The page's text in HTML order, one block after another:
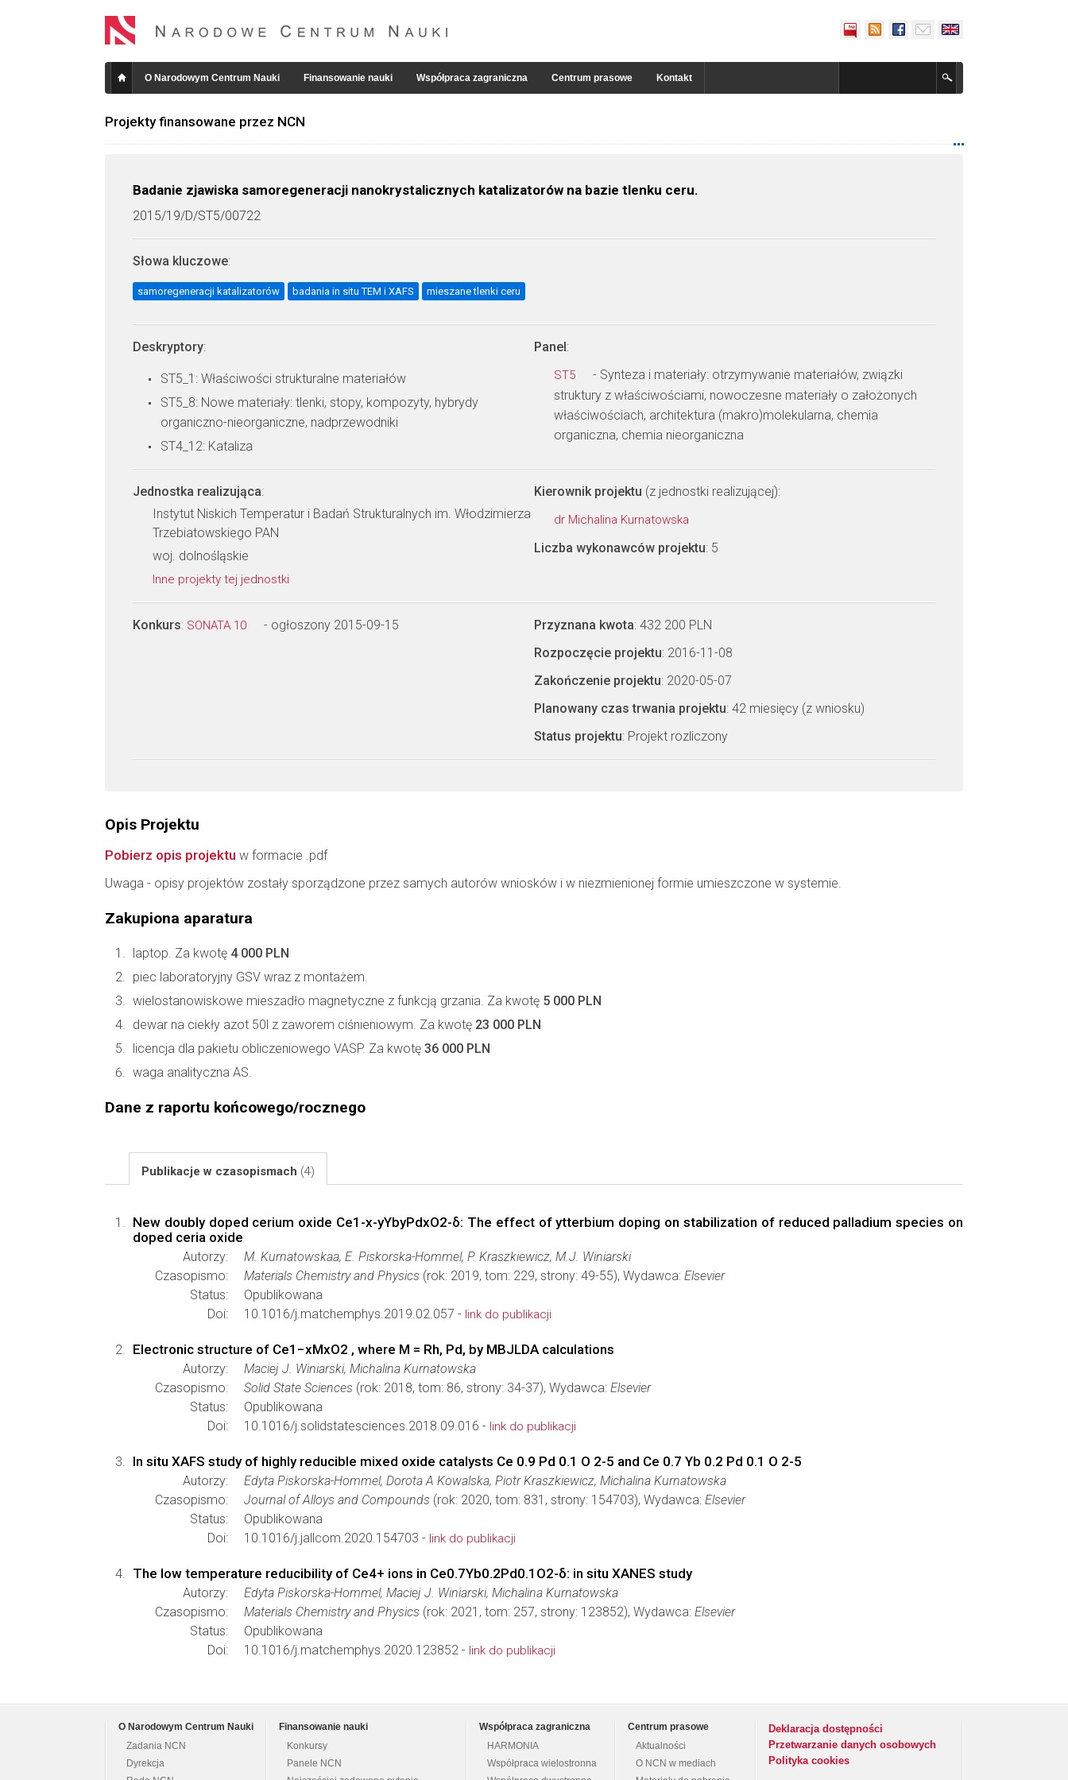
O Narodowym Centrum Nauki Finansowanie nauki Współpraca zagraniczna Centrum prasowe Kontakt
Projekty finansowane przez NCN
Badanie zjawiska samoregeneracji nanokrystalicznych katalizatorów na bazie tlenku ceru.
2015/19/D/ST5/00722
Słowa kluczowe:
samoregeneracji katalizatorów badania in situ TEM i XAFS mieszane tlenki ceru
Deskryptory:
ST5_1: Właściwości strukturalne materiałów
ST5_8: Nowe materiały: tlenki, stopy, kompozyty, hybrydy
organiczno-nieorganiczne, nadprzewodniki
ST4_12: Kataliza
Panel:
ST5
- Synteza i materiały: otrzymywanie materiałów, związki
struktury z właściwościami, nowoczesne materiały o założonych
właściwościach, architektura (makro)molekularna, chemia
organiczna, chemia nieorganiczna
Jednostka realizująca:
Instytut Niskich Temperatur i Badań Strukturalnych im. Włodzimierza
Trzebiatowskiego PAN
woj. dolnośląskie
Inne projekty tej jednostki
Kierownik projektu (z jednostki realizującej):
dr Michalina Kurnatowska
Liczba wykonawców projektu: 5
Konkurs: SONATA 10 - ogłoszony 2015-09-15 Przyznana kwota: 432 200 PLN
Rozpoczęcie projektu: 2016-11-08
Zakończenie projektu: 2020-05-07
Planowany czas trwania projektu: 42 miesięcy (z wniosku)
Status projektu: Projekt rozliczony
Opis Projektu
Pobierz opis projektu w formacie .pdf
Uwaga - opisy projektów zostały sporządzone przez samych autorów wniosków i w niezmienionej formie umieszczone w systemie.
Zakupiona aparatura
laptop. Za kwotę 4 000 PLN
piec laboratoryjny GSV wraz z montażem.
wielostanowiskowe mieszadło magnetyczne z funkcją grzania. Za kwotę 5 000 PLN
dewar na ciekły azot 50l z zaworem ciśnieniowym. Za kwotę 23 000 PLN
licencja dla pakietu obliczeniowego VASP. Za kwotę 36 000 PLN
waga analityczna AS.
Dane z raportu końcowego/rocznego
Publikacje w czasopismach (4)
New doubly doped cerium oxide Ce1-x-yYbyPdxO2-δ: The effect of ytterbium doping on stabilization of reduced palladium species on
doped ceria oxide
Autorzy:
M. Kurnatowskaa, E. Piskorska-Hommel, P. Kraszkiewicz, M.J. Winiarski
Czasopismo:
Materials Chemistry and Physics (rok: 2019, tom: 229, strony: 49-55), Wydawca: Elsevier
Status:
Opublikowana
Doi:
10.1016/j.matchemphys.2019.02.057 - link do publikacji
Electronic structure of Ce1−xMxO2 , where M = Rh, Pd, by MBJLDA calculations
Autorzy:
Maciej J. Winiarski, Michalina Kurnatowska
Czasopismo:
Solid State Sciences (rok: 2018, tom: 86, strony: 34-37), Wydawca: Elsevier
Status:
Opublikowana
Doi:
10.1016/j.solidstatesciences.2018.09.016 - link do publikacji
In situ XAFS study of highly reducible mixed oxide catalysts Ce 0.9 Pd 0.1 O 2-5 and Ce 0.7 Yb 0.2 Pd 0.1 O 2-5
Autorzy:
Edyta Piskorska-Hommel, Dorota A Kowalska, Piotr Kraszkiewicz, Michalina Kurnatowska
Czasopismo:
Journal of Alloys and Compounds (rok: 2020, tom: 831, strony: 154703), Wydawca: Elsevier
Status:
Opublikowana
Doi:
10.1016/j.jallcom.2020.154703 - link do publikacji
The low temperature reducibility of Ce4+ ions in Ce0.7Yb0.2Pd0.1O2-δ: in situ XANES study
Autorzy:
Edyta Piskorska-Hommel, Maciej J. Winiarski, Michalina Kurnatowska
Czasopismo:
Materials Chemistry and Physics (rok: 2021, tom: 257, strony: 123852), Wydawca: Elsevier
Status:
Opublikowana
Doi:
10.1016/j.matchemphys.2020.123852 - link do publikacji
O Narodowym Centrum Nauki
Zadania NCN
Dyrekcja
Finansowanie nauki
Konkursy
Panele NCN
Współpraca zagraniczna
HARMONIA
Współpraca wielostronna
Centrum prasowe
Aktualności
O NCN w mediach
Deklaracja dostępności
Przetwarzanie danych osobowych
Polityka cookies